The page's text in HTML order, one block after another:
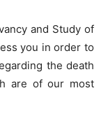
and Study of
you in order to
the death
are of our most